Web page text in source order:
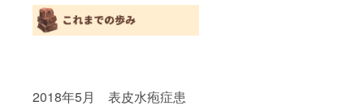
2018年5月 表皮水疱症患